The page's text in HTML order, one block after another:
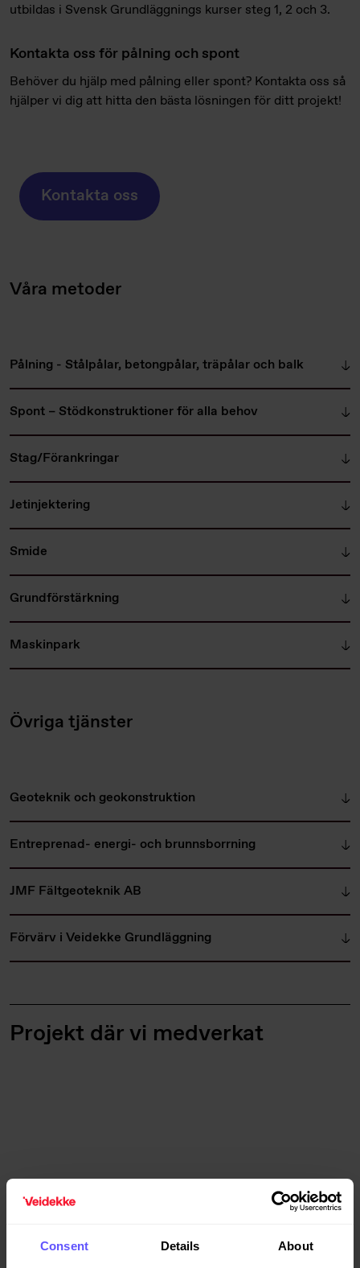
Consent Details About
utbildas i Svensk Grundläggnings kurser steg 1, 2 och 3.
Kontakta oss för pålning och spont
Behöver du hjälp med pålning eller spont? Kontakta oss så
hjälper vi dig att hitta den bästa lösningen för ditt projekt!
Kontakta oss
Våra metoder
Pålning - Stålpålar, betongpålar, träpålar och balk
Spont – Stödkonstruktioner för alla behov
Stag/Förankringar
Jetinjektering
Smide
Grundförstärkning
Maskinpark
Övriga tjänster
Geoteknik och geokonstruktion
Entreprenad- energi- och brunnsborrning
JMF Fältgeoteknik AB
Förvärv i Veidekke Grundläggning
Projekt där vi medverkat